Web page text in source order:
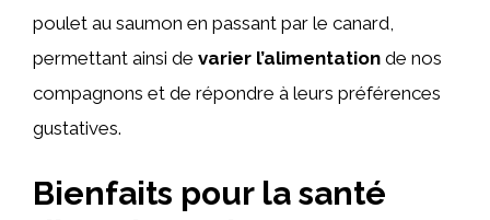
poulet au saumon en passant par le canard,
permettant ainsi de varier l’alimentation de nos
compagnons et de répondre à leurs préférences
gustatives.
Bienfaits pour la santé